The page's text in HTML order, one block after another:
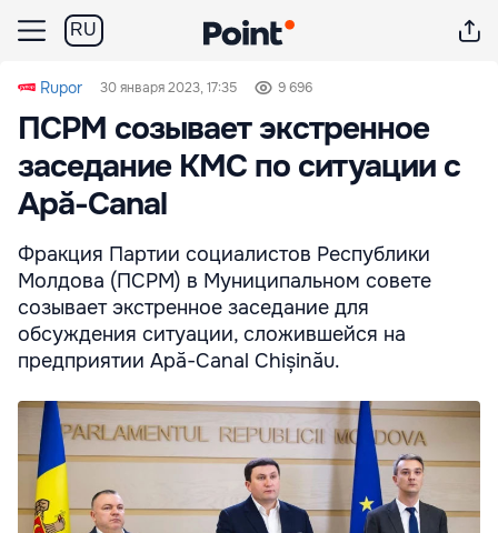
RU
Rupor 30 января 2023, 17:35 9 696
ПСРМ созывает экстренное
заседание КМС по ситуации с
Apă-Canal
Фракция Партии социалистов Республики
Молдова (ПСРМ) в Муниципальном совете
созывает экстренное заседание для
обсуждения ситуации, сложившейся на
предприятии Apă-Canal Chișinău.